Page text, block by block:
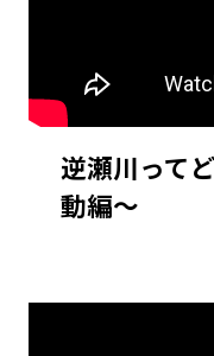
逆瀬川って
動編〜